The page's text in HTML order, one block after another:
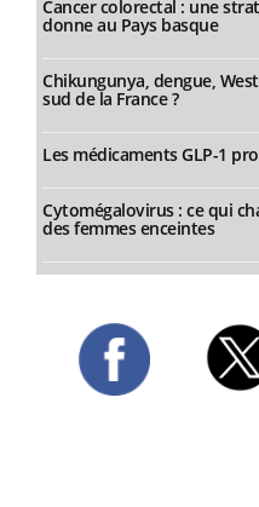
Cancer colorectal : une
donne au Pays basque
Chikungunya, dengue,
sud de la France ?
Les médicaments GLP-1
Cytomégalovirus : ce qui
des femmes enceintes